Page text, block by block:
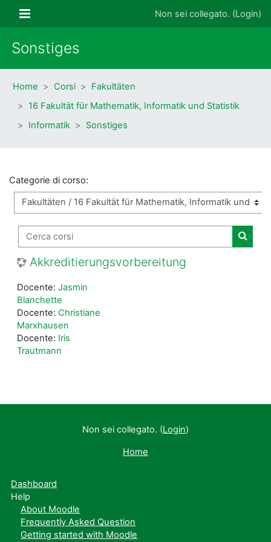
Pannello laterale Non sei collegato. (Login)
Sonstiges
Home Corsi
Fakultäten
16 Fakultät für Mathematik, Informatik und Statistik
Informatik
Sonstiges
Categorie di corso:
Cerca corsi
Cerca
Akkreditierungsvorbereitung
Docente: Jasmin
Blanchette
Docente: Christiane
Marxhausen
Docente: Iris
Trautmann
Non sei collegato. (Login)
Home
Dashboard
Help
About Moodle
Frequently Asked Question
Getting started with Moodle